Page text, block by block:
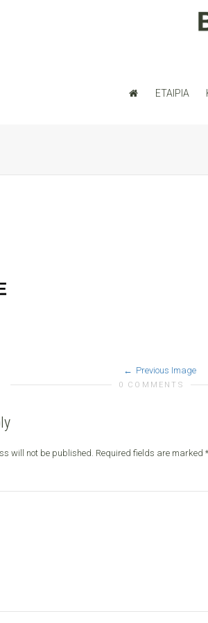
ΕΤΑΙΡΙΑ
Previous Image
0 COMMENTS
will not be published. Required fields are marked *